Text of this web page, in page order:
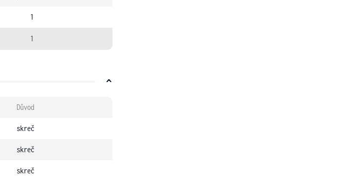
1
1
Důvod
skreč
skreč
skreč